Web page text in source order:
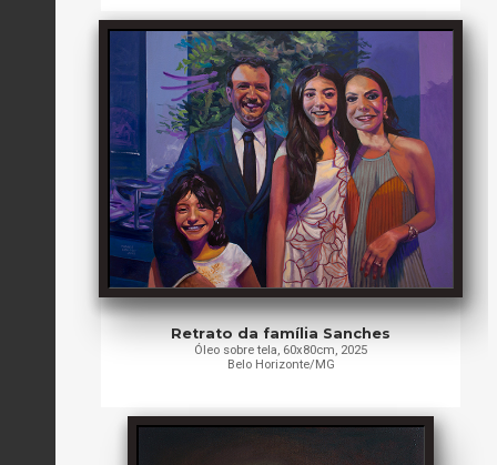
Retrato da família Sanches
Óleo sobre tela, 60x80cm, 2025
Belo Horizonte/MG